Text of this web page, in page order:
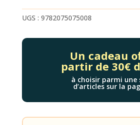
ABEILLES
UGS : 9782075075008
Un cadeau
partir de 30€
à choisir parmi une
d’articles sur la